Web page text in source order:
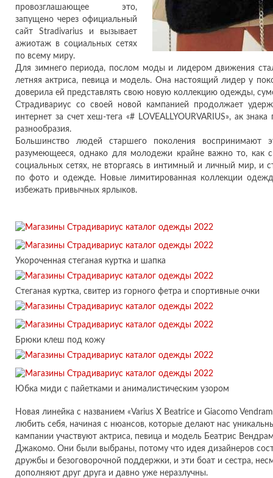
провозглашающее это,
запущено через официальный
сайт Stradivarius и вызывает
ажиотаж в социальных сетях
по всему миру.
Для зимнего периода, послом моды и лидером движения
летняя актриса, певица и модель. Она настоящий лидер у
доверила ей представлять свою новую коллекцию одежды,
Страдивариус со своей новой кампанией продолжает
интернет за счет хеш-тега «# LOVEALLYOURVARIUS», ак
разнообразия.
Большинство людей старшего поколения воспринимают
разумеющееся, однако для молодежи крайне важно то, как
социальных сетях, не вторгаясь в интимный и личный мир, и
по фото и одежде. Новые лимитированная коллекции
избежать привычных ярлыков.
Укороченная стеганая куртка и шапка
Стеганая куртка, свитер из горного фетра и спортивные очки
Брюки клеш под кожу
Юбка миди с пайетками и анималистическим узором
Новая линейка с названием «Varius X Beatrice и Giacomo
любить себя, начиная с нюансов, которые делают нас
кампании участвуют актриса, певица и модель Беатрис
Джакомо. Они были выбраны, потому что идея дизайнеров
дружбы и безоговорочной поддержки, и эти боат и сестра,
дополняют друг друга и давно уже неразлучны.